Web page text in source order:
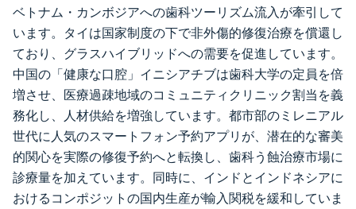
ベトナム・カンボジアへの歯科ツーリズム流入が牽引して
います。タイは国家制度の下で非外傷的修復治療を償還し
ており、グラスハイブリッドへの需要を促進しています。
中国の「健康な口腔」イニシアチブは歯科大学の定員を倍
増させ、医療過疎地域のコミュニティクリニック割当を義
務化し、人材供給を増強しています。都市部のミレニアル
世代に人気のスマートフォン予約アプリが、潜在的な審美
的関心を実際の修復予約へと転換し、歯科う蝕治療市場に
診療量を加えています。同時に、インドとインドネシアに
おけるコンポジットの国内生産が輸入関税を緩和していま